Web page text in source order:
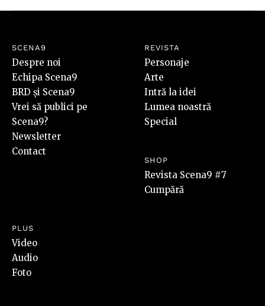
SCENA9
Despre noi
Echipa Scena9
BRD și Scena9
Vrei să publici pe
Scena9?
Newsletter
Contact
REVISTA
Personaje
Arte
Intră la idei
Lumea noastră
Special
SHOP
Revista Scena9 #7
Cumpără
PLUS
Video
Audio
Foto